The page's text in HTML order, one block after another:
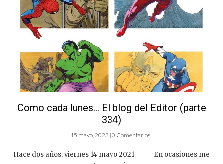
Como cada lunes… El blog del Editor (parte
334)
15 mayo, 2023 | 0 Comentarios |
Hace dos años, viernes 14 mayo 2021 En ocasiones me